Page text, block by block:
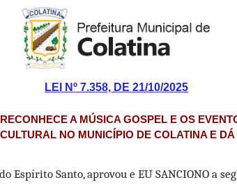
LEI Nº 7.358, DE 21/10/2025
RECONHECE A MÚSICA GOSPEL E OS
CULTURAL NO MUNICÍPIO DE COLATINA E
Espírito Santo, aprovou e EU SANCIONO a